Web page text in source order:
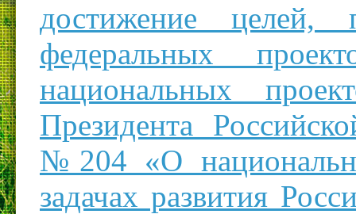
достижение целей,
федеральных
национальных
Президента
№204 «О
задачах развития